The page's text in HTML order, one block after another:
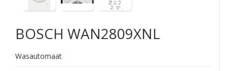
BOSCH WAN2809XNL
Wasautomaat